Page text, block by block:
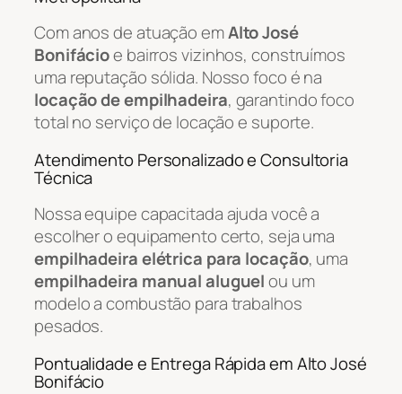
Com anos de atuação emAlto José
Bonifácioe bairros vizinhos, construímos
uma reputação sólida. Nosso foco é na
locação de empilhadeira, garantindo foco
total no serviço de locação e suporte.
Atendimento Personalizado e Consultoria
Técnica
Nossa equipe capacitada ajuda você a
escolher o equipamento certo, seja uma
empilhadeira elétrica para locação, uma
empilhadeira manual aluguelou um
modelo a combustão para trabalhos
pesados.
Pontualidade e Entrega Rápida em Alto José
Bonifácio